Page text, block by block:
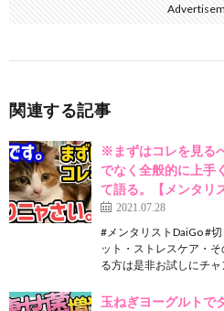
関連する記事
※まずはコレを見る
でなく全般的に上手
て語る。【メンタリ
2021.07.28
#メンタリストDaiGo #
ット・ストレスケア・
る方は是非お試しにチ
玉ねぎヨーグルトで